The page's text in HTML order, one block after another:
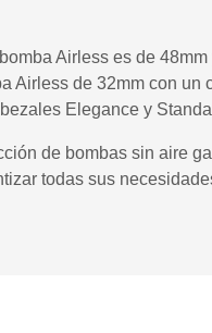
Airless es de
Airless de 32mm con
Elegance y
de bombas sin aire
todas sus